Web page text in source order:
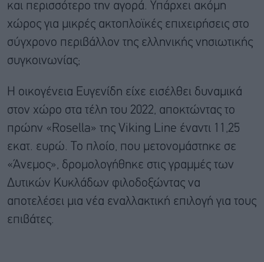
και περισσότερο την αγορά. Υπάρχει ακόμη
χώρος για μικρές ακτοπλοϊκές επιχειρήσεις στο
σύγχρονο περιβάλλον της ελληνικής νησιωτικής
συγκοινωνίας;
Η οικογένεια Ευγενίδη είχε εισέλθει δυναμικά
στον χώρο στα τέλη του 2022, αποκτώντας το
πρώην «Rosella» της Viking Line έναντι 11,25
εκατ. ευρώ. Το πλοίο, που μετονομάστηκε σε
«Άνεμος», δρομολογήθηκε στις γραμμές των
Δυτικών Κυκλάδων φιλοδοξώντας να
αποτελέσει μια νέα εναλλακτική επιλογή για τους
επιβάτες.